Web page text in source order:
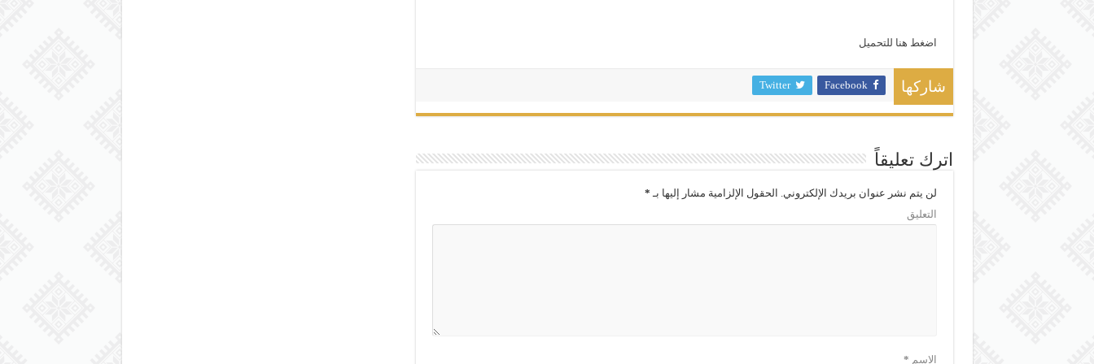
اضغط هنا للتحميل
شاركها Facebook
Twitter
اترك تعليقاً
لن يتم نشر عنوان بريدك الإلكتروني. الحقول الإلزامية مشار إليها بـ *
التعليق
الاسم *